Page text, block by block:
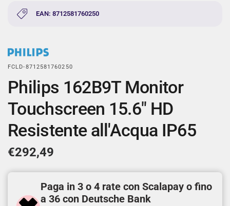
EAN: 8712581760250
FCLD-8712581760250
Philips 162B9T Monitor
Touchscreen 15.6" HD
Resistente all'Acqua IP65
€292,49
Paga in 3 o 4 rate con Scalapay o fino
a 36 con Deutsche Bank